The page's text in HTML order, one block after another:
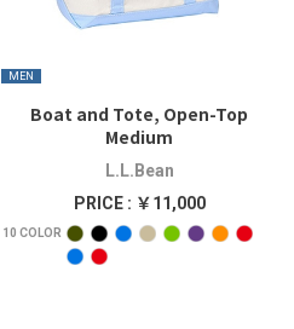
MEN
Boat and Tote, Open-Top
Medium
L.L.Bean
PRICE : ￥11,000
10 COLOR